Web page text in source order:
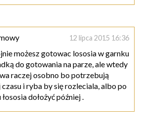
12 lipca 2015 16:36
możesz gotowac lososia w garnku
do gotowania na parze, ale wtedy
raczej osobno bo potrzebują
i ryba by się rozleciala, albo po
dołożyć później .